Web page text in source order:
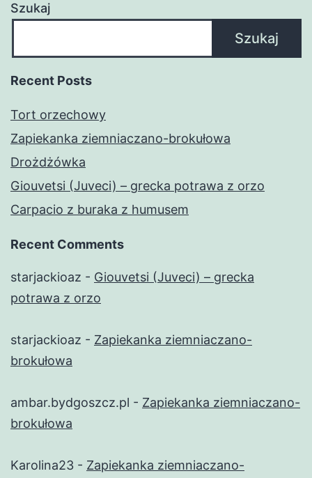
Szukaj
Szukaj
Recent Posts
Tort orzechowy
Zapiekanka ziemniaczano-brokułowa
Drożdżówka
Giouvetsi (Juveci) – grecka potrawa z orzo
Carpacio z buraka z humusem
Recent Comments
starjackioaz - Giouvetsi (Juveci) – grecka
potrawa z orzo
starjackioaz - Zapiekanka ziemniaczano-
brokułowa
ambar.bydgoszcz.pl - Zapiekanka ziemniaczano-
brokułowa
Karolina23 - Zapiekanka ziemniaczano-